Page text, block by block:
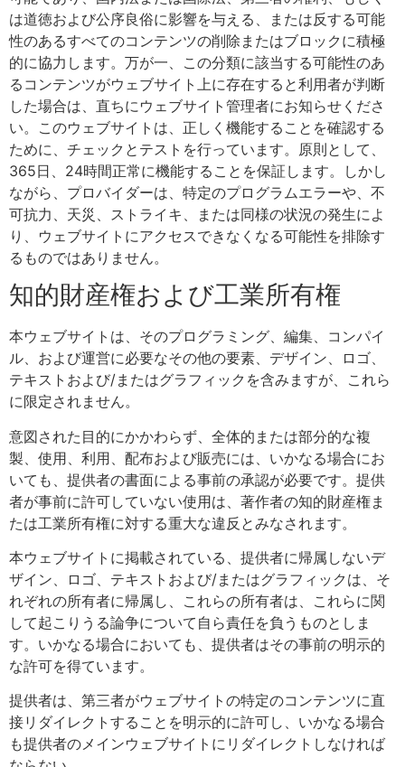
は道徳および公序良俗に影響を与える、または反する可能
性のあるすべてのコンテンツの削除またはブロックに積極
的に協力します。万が一、この分類に該当する可能性のあ
るコンテンツがウェブサイト上に存在すると利用者が判断
した場合は、直ちにウェブサイト管理者にお知らせくださ
い。このウェブサイトは、正しく機能することを確認する
ために、チェックとテストを行っています。原則として、
365日、24時間正常に機能することを保証します。しかし
ながら、プロバイダーは、特定のプログラムエラーや、不
可抗力、天災、ストライキ、または同様の状況の発生によ
り、ウェブサイトにアクセスできなくなる可能性を排除す
るものではありません。
知的財産権および工業所有権
本ウェブサイトは、そのプログラミング、編集、コンパイ
ル、および運営に必要なその他の要素、デザイン、ロゴ、
テキストおよび/またはグラフィックを含みますが、これら
に限定されません。
意図された目的にかかわらず、全体的または部分的な複
製、使用、利用、配布および販売には、いかなる場合にお
いても、提供者の書面による事前の承認が必要です。提供
者が事前に許可していない使用は、著作者の知的財産権ま
たは工業所有権に対する重大な違反とみなされます。
本ウェブサイトに掲載されている、提供者に帰属しないデ
ザイン、ロゴ、テキストおよび/またはグラフィックは、そ
れぞれの所有者に帰属し、これらの所有者は、これらに関
して起こりうる論争について自ら責任を負うものとしま
す。いかなる場合においても、提供者はその事前の明示的
な許可を得ています。
提供者は、第三者がウェブサイトの特定のコンテンツに直
接リダイレクトすることを明示的に許可し、いかなる場合
も提供者のメインウェブサイトにリダイレクトしなければ